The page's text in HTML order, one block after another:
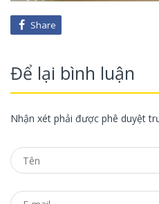
Share
Để lại bình luận
Nhận xét phải được phê duyệt